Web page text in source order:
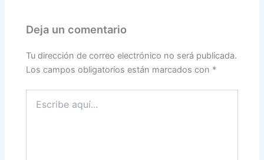
Deja un comentario
Tu dirección de correo electrónico no será publicada.
Los campos obligatorios están marcados con *
aquí...